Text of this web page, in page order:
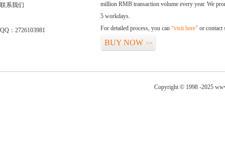
联系我们
QQ：2726103981
million RMB transaction volume every year. We
5 workdays.
For detailed process, you can “visit here” or contact
BUY NOW >>
Copyright © 1998 -2025